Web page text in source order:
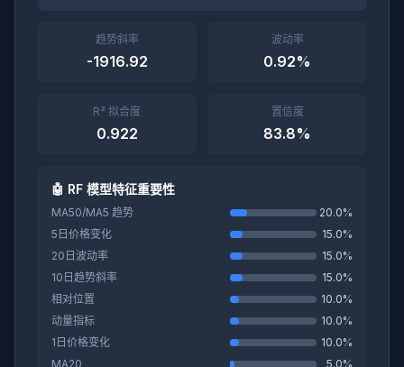
趋势斜率
-1916.92
波动率
0.92%
R² 拟合度
0.922
置信度
83.8%
🤖 RF 模型特征重要性
MA50/MA5 趋势
20.0%
5日价格变化
15.0%
20日波动率
15.0%
10日趋势斜率
15.0%
相对位置
10.0%
动量指标
10.0%
1日价格变化
10.0%
MA20
5.0%